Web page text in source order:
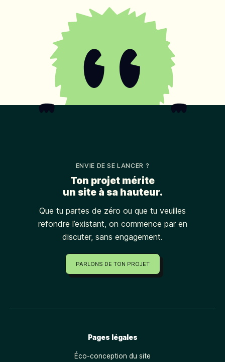
ENVIE DE SE LANCER ?
Ton projet mérite
un site à sa hauteur.
Que tu partes de zéro ou que tu veuilles
refondre l’existant, on commence par en
discuter, sans engagement.
PARLONS DE TON PROJET
Pages légales
Éco-conception du site